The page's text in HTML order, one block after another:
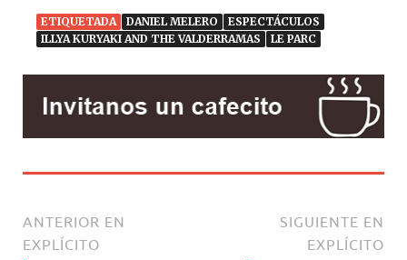
ETIQUETADA DANIEL MELERO
ESPECTÁCULOS
ILLYA KURYAKI AND THE VALDERRAMAS
LE PARC
ANTERIOR EN
EXPLÍCITO
SIGUIENTE EN
EXPLÍCITO